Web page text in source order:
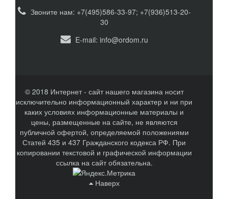
Звоните нам: +7(495)586-33-97; +7(936)513-20-
30
E-mail: info@ordom.ru
© 2018 Интернет - сайт нашего магазина носит
исключительно информационный характер и ни при
каких условиях информационные материалы и
цены, размещенные на сайте, не являются
публичной офертой, определяемой положениями
Статей 435 и 437 Гражданского кодекса РФ. При
копировании текстовой и графической информации
ссылка на сайт обязательна.
Наверх